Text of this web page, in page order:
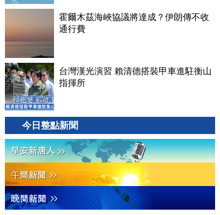
霍爾木茲海峽協議將達成？伊朗傳不收
通行費
台灣漢光演習 賴清德搭裝甲車進駐衡山
指揮所
今日整點新聞